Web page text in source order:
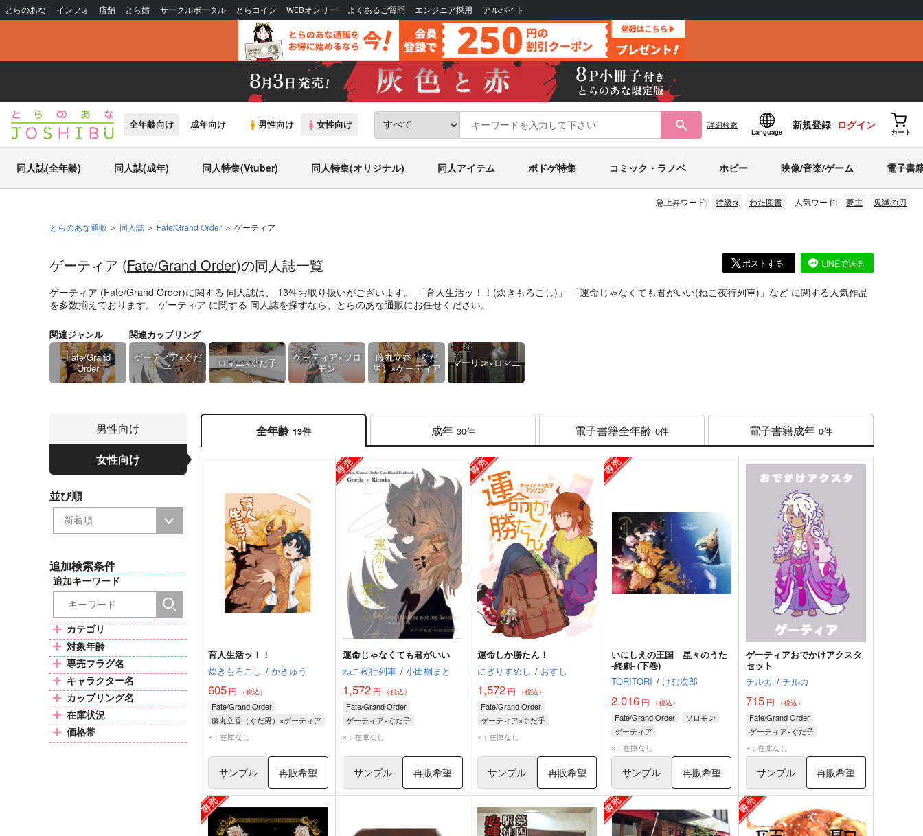
とらのあな インフォ 店舗 とら婚 サークルポータル とらコイン WEBオンリー よくあるご質問 エンジニア採用 アルバイト
全年齢向け 成年向け 男性向け 女性向け 詳細検索
Language
新規登録 ログイン
カート
同人誌(全年齢) 同人誌(成年) 同人特集(Vtuber) 同人特集(オリジナル) 同人アイテム ボドゲ特集 コミック・ラノベ ホビー 映像/音楽/ゲーム 電子書
急上昇ワード: 特級α わた図書 人気ワード: 夢主 鬼滅の刃
とらのあな通販 同人誌 Fate/Grand Order ゲーティア
ポストする LINEで送る
ゲーティア (Fate/Grand Order)の同人誌一覧
ゲーティア (Fate/Grand Order)に関する 同人誌は、 13件お取り扱いがございます。 「育人生活ッ！！ (炊きもろこし)」 「運命じゃなくても君がいい(ねこ夜行列車)」 など に関する人気作品
を多数揃えております。 ゲーティア に関する 同人誌を探すなら、とらのあな通販にお任せください。
関連ジャンル
Fate/Grand
Order
関連カップリング
ゲーティア×ぐだ
子
ロマニ×ぐだ子
ゲーティア×ソロ
モン
藤丸立香（ぐだ
男）×ゲーティア
マーリン×ロマニ
男性向け
女性向け
並び順
追加検索条件
追加キーワード
カテゴリ
対象年齢
専売フラグ名
キャラクター名
カップリング名
在庫状況
価格帯
全年齢 13件 成年 30件 電子書籍全年齢 0件 電子書籍成年 0件
育人生活ッ！！
炊きもろこし / かきゅう
605 円 （税込）
Fate/Grand Order
藤丸立香（ぐだ男）×ゲーティア
ゲーティア
×：在庫なし
サンプル 再販希望
運命じゃなくても君がいい
ねこ夜行列車 / 小田桐まと
1,572円 （税込）
Fate/Grand Order
ゲーティア×ぐだ子
ゲーティア
×：在庫なし
サンプル 再販希望
運命しか勝たん！
にぎりすめし / おすし
1,572円 （税込）
Fate/Grand Order
ゲーティア×ぐだ子
ゲーティア
×：在庫なし
サンプル 再販希望
いにしえの王国 星々のうた
-終劇- (下巻)
TORITORI / けむ次郎
2,016 円 （税込）
Fate/Grand Order
ソロモン
ゲーティア
ロマニ・アーキマン
×：在庫なし
サンプル 再販希望
ゲーティアおでかけアクスタ
セット
チルカ / チルカ
715 円 （税込）
Fate/Grand Order
ゲーティア×ぐだ子
ゲーティア
×：在庫なし
サンプル 再販希望